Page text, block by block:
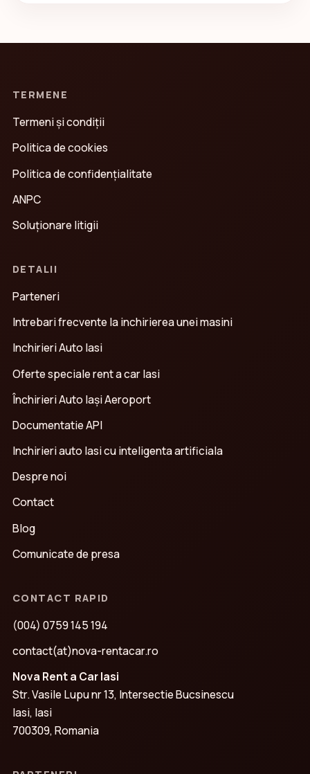
TERMENE
Termeni și condiții
Politica de cookies
Politica de confidenţialitate
ANPC
Soluționare litigii
DETALII
Parteneri
Intrebari frecvente la inchirierea unei masini
Inchirieri Auto Iasi
Oferte speciale rent a car Iasi
Închirieri Auto Iași Aeroport
Documentatie API
Inchirieri auto Iasi cu inteligenta artificiala
Despre noi
Contact
Blog
Comunicate de presa
CONTACT RAPID
(004) 0759 145 194
contact(at)nova-rentacar.ro
Nova Rent a Car Iasi
Str. Vasile Lupu nr 13, Intersectie Bucsinescu
Iasi, Iasi
700309, Romania